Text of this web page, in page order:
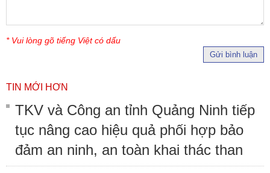
* Vui lòng gõ tiếng Việt có dấu
Gửi bình luận
TIN MỚI HƠN
TKV và Công an tỉnh Quảng Ninh tiếp
tục nâng cao hiệu quả phối hợp bảo
đảm an ninh, an toàn khai thác than